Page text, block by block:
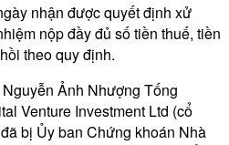
nhận được quyết định xử
nộp đầy đủ số tiền thuế, tiền
theo quy định.
Ảnh Nhượng Tống
Venture Investment Ltd (cổ
bị Ủy ban Chứng khoán Nhà